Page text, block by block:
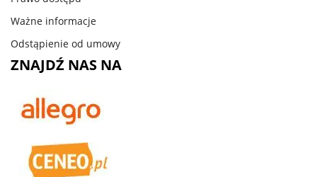
Ważne informacje
Odstąpienie od umowy
ZNAJDŹ NAS NA